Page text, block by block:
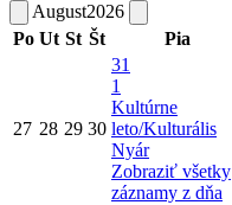
August2026
Po Ut St Št Pia
27 28 29 30
31
1
Kultúrne
leto/Kulturális
Nyár
Zobraziť všetky
záznamy z dňa